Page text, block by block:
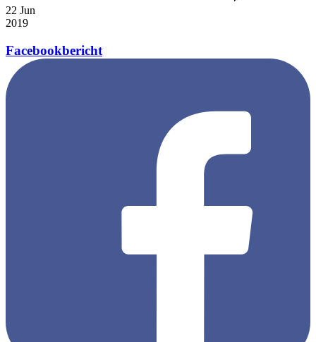
22 Jun
2019
Facebookbericht